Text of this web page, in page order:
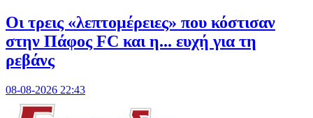
Οι τρεις «λεπτομέρειες» που κόστισαν
στην Πάφος FC και η... ευχή για τη
ρεβάνς
08-08-2026 22:43